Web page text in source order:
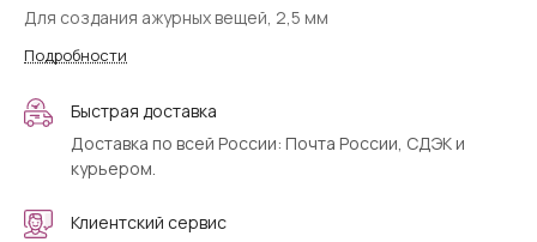
Для создания ажурных вещей, 2,5 мм
Подробности
Быстрая доставка
Доставка по всей России: Почта России, СДЭК и
курьером.
Клиентский сервис